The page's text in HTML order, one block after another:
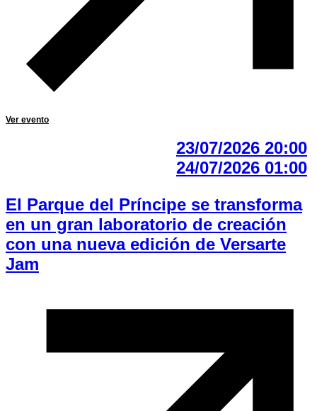
Ver evento
23/07/2026 20:00
24/07/2026 01:00
El Parque del Príncipe se transforma
en un gran laboratorio de creación
con una nueva edición de Versarte
Jam